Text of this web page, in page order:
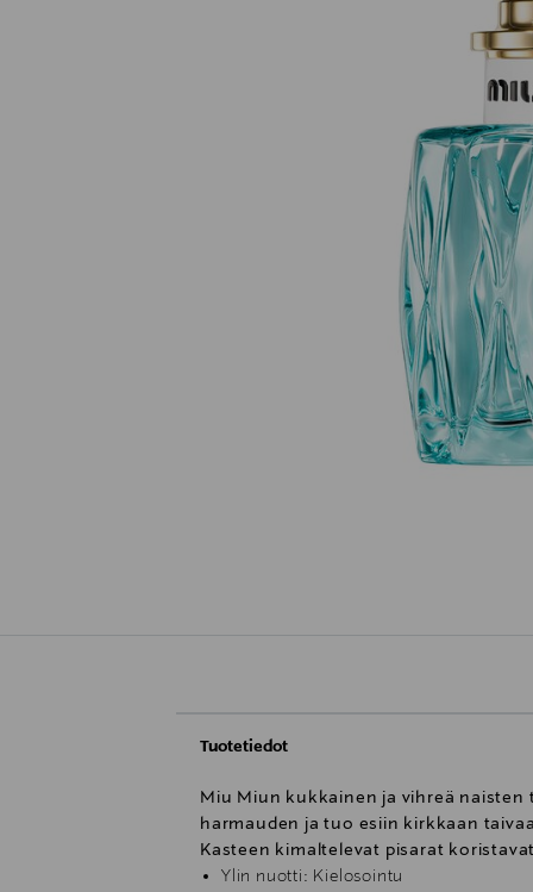
Tuotetiedot
Miu Miun kukkainen ja vihreä naisten
harmauden ja tuo esiin kirkkaan
Kasteen kimaltelevat pisarat
Ylin nuotti: Kielosointu